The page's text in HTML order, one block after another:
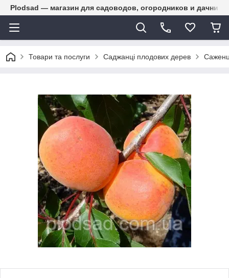
Plodsad — магазин для садоводов, огородников и
Товари та послуги Саджанці плодових дерев